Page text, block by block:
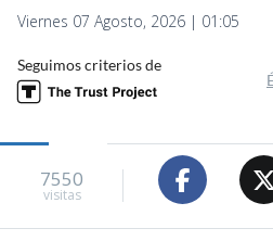
Viernes 07 Agosto, 2026 | 01:05
Seguimos criterios de
7550
visitas